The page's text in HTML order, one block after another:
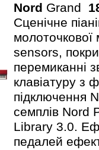
Nord Grand
Сценічне
sensors,
перемиканні
клавіатуру з
підключення
семплів Nord
Library 3.0.
педалей